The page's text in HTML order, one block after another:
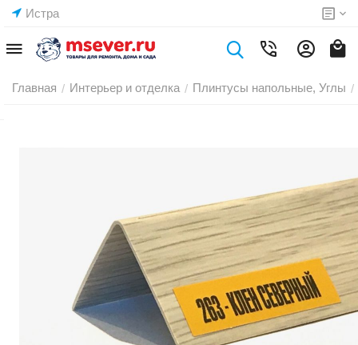
Истра
Главная / Интерьер и отделка / Плинтусы напольные, Углы /